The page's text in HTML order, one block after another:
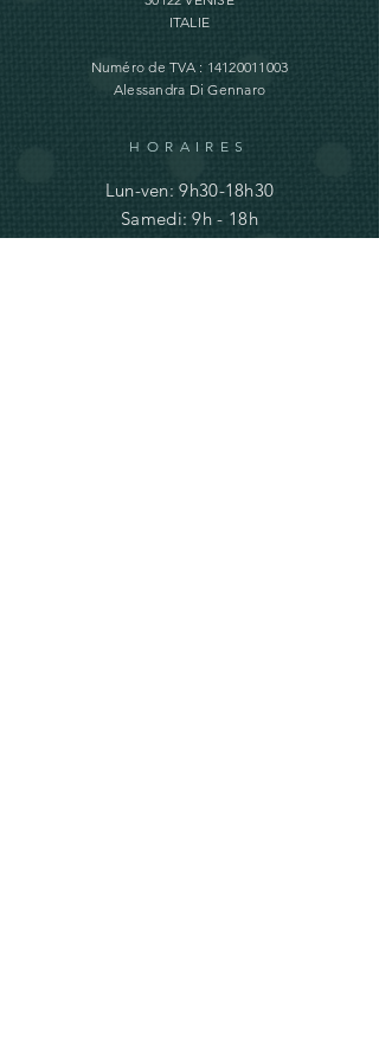
ITALIE
Numéro de TVA : 14120011003
Alessandra Di Gennaro
HORAIRES
Lun-ven: 9h30-18h30
Samedi: 9h - 18h